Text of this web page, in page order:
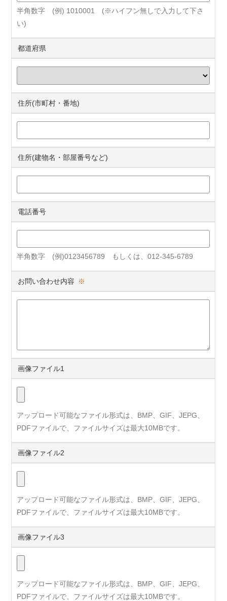
半角数字 (例) 1010001 (※ハイフン無しで入力して下さ
い)
都道府県
住所(市町村・番地)
住所(建物名・部屋番号など)
電話番号
半角数字 (例)0123456789 もしくは、012-345-6789
お問い合わせ内容 ※
画像ファイル1
アップロード可能なファイル形式は、BMP、GIF、JEPG、
PDFファイルで、ファイルサイズは最大10MBです。
画像ファイル2
アップロード可能なファイル形式は、BMP、GIF、JEPG、
PDFファイルで、ファイルサイズは最大10MBです。
画像ファイル3
アップロード可能なファイル形式は、BMP、GIF、JEPG、
PDFファイルで、ファイルサイズは最大10MBです。